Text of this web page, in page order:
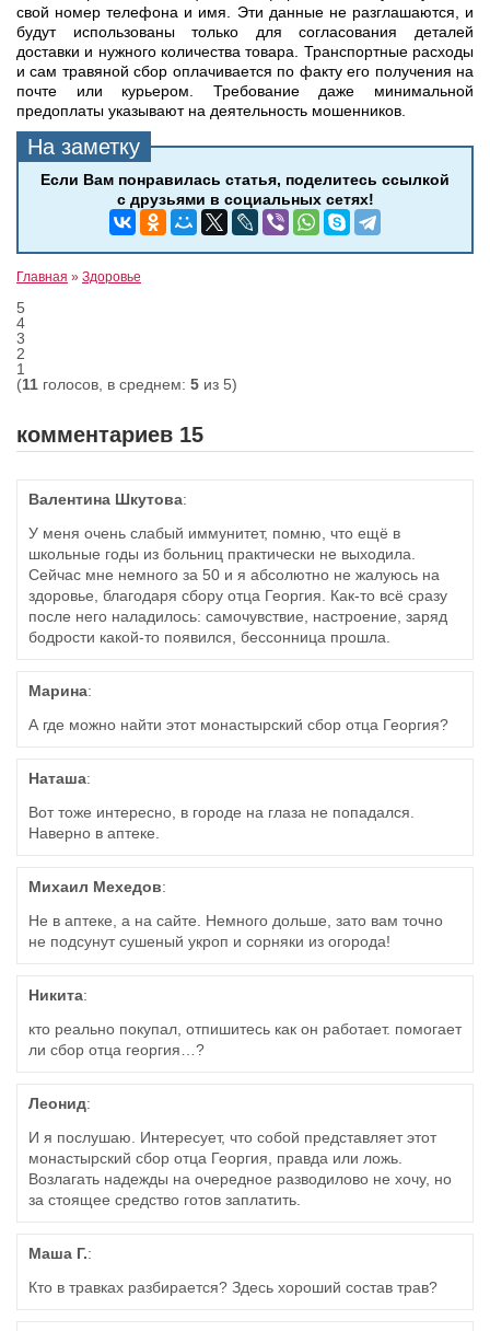
свой номер телефона и имя. Эти данные не разглашаются, и
будут использованы только для согласования деталей
доставки и нужного количества товара. Транспортные расходы
и сам травяной сбор оплачивается по факту его получения на
почте или курьером. Требование даже минимальной
предоплаты указывают на деятельность мошенников.
Главная » Здоровье
5
4
3
2
1
(11 голосов, в среднем: 5 из 5)
комментариев 15
Валентина Шкутова:
У меня очень слабый иммунитет, помню, что ещё в
школьные годы из больниц практически не выходила.
Сейчас мне немного за 50 и я абсолютно не жалуюсь на
здоровье, благодаря сбору отца Георгия. Как-то всё сразу
после него наладилось: самочувствие, настроение, заряд
бодрости какой-то появился, бессонница прошла.
Марина:
А где можно найти этот монастырский сбор отца Георгия?
Наташа:
Вот тоже интересно, в городе на глаза не попадался.
Наверно в аптеке.
Михаил Мехедов:
Не в аптеке, а на сайте. Немного дольше, зато вам точно
не подсунут сушеный укроп и сорняки из огорода!
Никита:
кто реально покупал, отпишитесь как он работает. помогает
ли сбор отца георгия…?
Леонид:
И я послушаю. Интересует, что собой представляет этот
монастырский сбор отца Георгия, правда или ложь.
Возлагать надежды на очередное разводилово не хочу, но
за стоящее средство готов заплатить.
Маша Г.:
Кто в травках разбирается? Здесь хороший состав трав?